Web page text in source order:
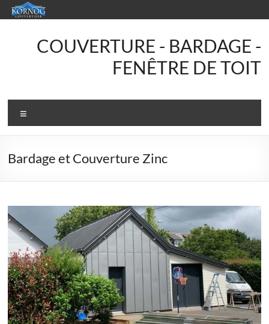
Aller
au
KORNOG
Couverture
COUVERTURE - BARDAGE -
FENÊTRE DE TOIT
Bardage et Couverture Zinc